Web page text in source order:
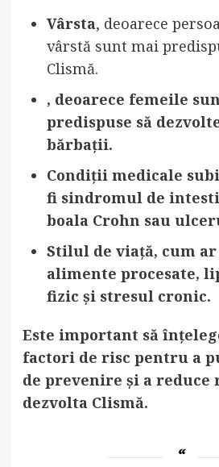
Vârsta, deoarece
vârstă sunt mai
Clismă.
, deoarece femeile
predispuse să
bărbații.
Condiții medicale
fi sindromul de
boala Crohn sau
Stilul de viață, cum
alimente procesate,
fizic și stresul cronic.
Este important să
factori de risc pentru a
de prevenire și a reduce
dezvolta Clismă.